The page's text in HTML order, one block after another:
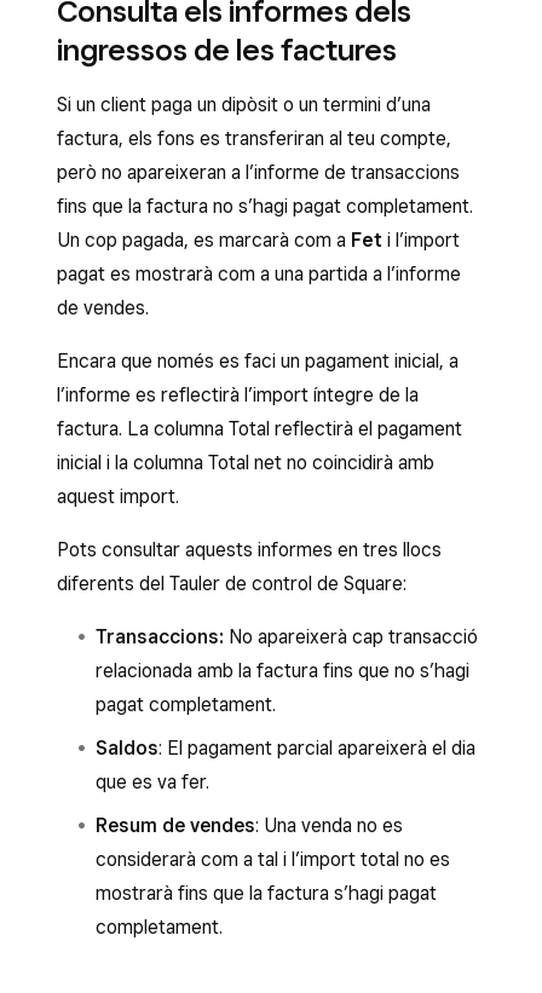
Consulta els informes dels
ingressos de les factures
Si un client paga un dipòsit o un termini d’una
factura, els fons es transferiran al teu compte,
però no apareixeran a l’informe de transaccions
fins que la factura no s’hagi pagat completament.
Un cop pagada, es marcarà com a Fet i l’import
pagat es mostrarà com a una partida a l’informe
de vendes.
Encara que només es faci un pagament inicial, a
l’informe es reflectirà l’import íntegre de la
factura. La columna Total reflectirà el pagament
inicial i la columna Total net no coincidirà amb
aquest import.
Pots consultar aquests informes en tres llocs
diferents del Tauler de control de Square:
Transaccions: No apareixerà cap transacció
relacionada amb la factura fins que no s’hagi
pagat completament.
Saldos: El pagament parcial apareixerà el dia
que es va fer.
Resum de vendes: Una venda no es
considerarà com a tal i l’import total no es
mostrarà fins que la factura s’hagi pagat
completament.